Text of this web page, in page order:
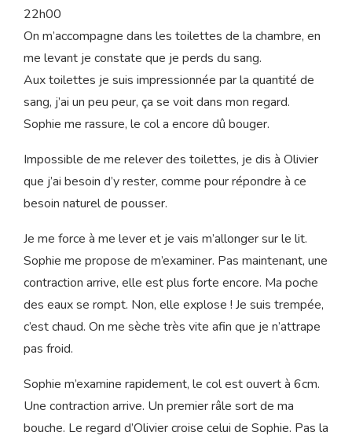
baladée entre les mondes.
Je voudrais qu’elle parte. Je propose à Sophie de
m’allonger, les capteurs sur mon ventre ne bougeront
plus et elle nous laissera tranquille.
22h00
me levant je constate que je perds du sang.
Aux toilettes je suis impressionnée par la quantité de
sang, j’ai un peu peur, ça se voit dans mon regard.
Sophie me rassure, le col a encore dû bouger.
Impossible de me relever des toilettes, je dis à Olivier
que j’ai besoin d’y rester, comme pour répondre à ce
besoin naturel de pousser.
Je me force à me lever et je vais m’allonger sur le lit.
contraction arrive, elle est plus forte encore. Ma poche
des eaux se rompt. Non, elle explose ! Je suis trempée,
c’est chaud. On me sèche très vite afin que je n’attrape